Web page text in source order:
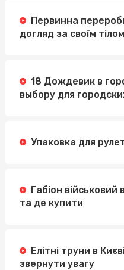
Первинна
догляд за своїм тілом
18 Дождевик в
выбору для
Упаковка для
Габіон
та де купити
Елітні труни в
звернути увагу